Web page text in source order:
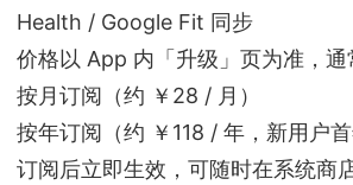
Health / Google Fit 同步
价格以 App 内「升级」页为准，通
按月订阅（约 ￥28 / 月）
按年订阅（约 ￥118 / 年，新用户首
订阅后立即生效，可随时在系统商